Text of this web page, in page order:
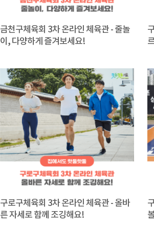
금천구체육회 3차 온라인 체육관 - 줄놀
이, 다양하게 즐겨보세요!
구로구체육회 3차 온라인 체육관 - 올바
른 자세로 함께 조깅해요!